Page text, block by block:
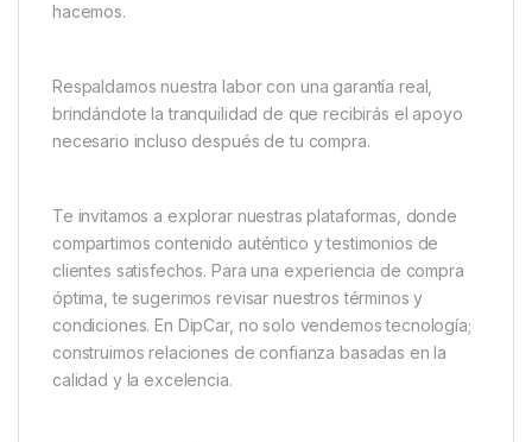
hacemos.
Respaldamos nuestra labor con una garantía real,
brindándote la tranquilidad de que recibirás el apoyo
necesario incluso después de tu compra.
Te invitamos a explorar nuestras plataformas, donde
compartimos contenido auténtico y testimonios de
clientes satisfechos. Para una experiencia de compra
óptima, te sugerimos revisar nuestros términos y
condiciones. En DipCar, no solo vendemos tecnología;
construimos relaciones de confianza basadas en la
calidad y la excelencia.